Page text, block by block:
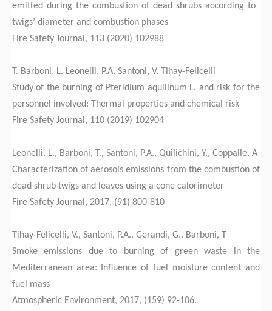
emitted during the combustion of dead shrubs according to
twigs’ diameter and combustion phases
Fire Safety Journal, 113 (2020) 102988
T. Barboni, L. Leonelli, P.A. Santoni, V. Tihay-Felicelli
Study of the burning of Pteridium aquilinum L. and risk for the
personnel involved: Thermal properties and chemical risk
Fire Safety Journal, 110 (2019) 102904
Leonelli, L., Barboni, T., Santoni, P.A., Quilichini, Y., Coppalle, A
Characterization of aerosols emissions from the combustion of
dead shrub twigs and leaves using a cone calorimeter
Fire Safety Journal, 2017, (91) 800-810
Tihay-Felicelli, V., Santoni, P.A., Gerandi, G., Barboni, T
Smoke emissions due to burning of green waste in the
Mediterranean area: Influence of fuel moisture content and
fuel mass
Atmospheric Environment, 2017, (159) 92-106.